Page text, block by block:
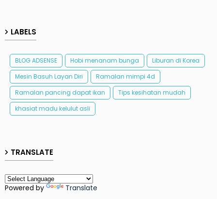
LABELS
BLOG ADSENSE Hobi menanam bunga
Liburan di Korea
Mesin Basuh Layan Diri
Ramalan mimpi 4d
Ramalan pancing dapat ikan
Tips kesihatan mudah
khasiat madu kelulut asli
TRANSLATE
Powered by Translate